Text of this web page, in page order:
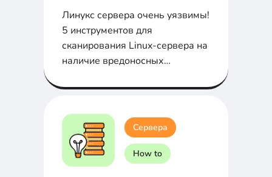
Линукс сервера очень уязвимы!
5 инструментов для
сканирования Linux-сервера на
наличие вредоносных
Сервера
How to